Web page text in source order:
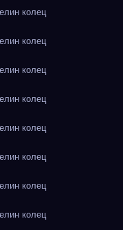
колец
колец
колец
колец
колец
колец
колец
колец